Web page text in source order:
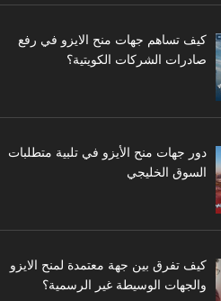
كيف تساهم جهات منح الايزو في رفع
صادرات الشركات الكويتية؟
دور جهات منح الأيزو في تلبية متطلبات
السوق الخليجي
كيف تفرق بين جهة معتمدة لمنح الايزو
والجهات الوسيطة غير الرسمية؟